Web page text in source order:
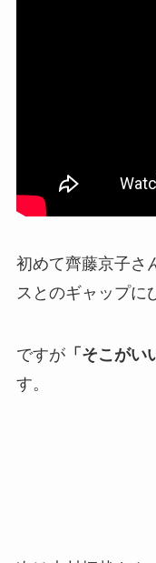
初めて齊藤京子さ
スとのギャップに
ですが「そこがい
す。